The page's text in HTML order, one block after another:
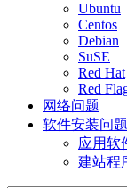
Ubuntu
Centos
Debian
SuSE
Red Hat
Red
网络问题
软件安装问题
应用软
建站程